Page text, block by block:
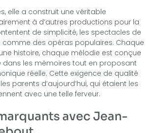
elle a construit une véritable
à d’autres productions pour la
de simplicité, les spectacles de
comme des opéras populaires. Chaque
histoire, chaque mélodie est conçue
dans les mémoires tout en proposant
réelle. Cette exigence de qualité
parents d’aujourd’hui, qui étaient les
avec une telle ferveur.
avec Jean-